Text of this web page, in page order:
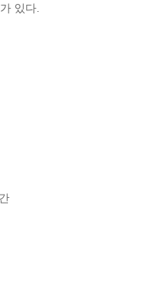
있다.